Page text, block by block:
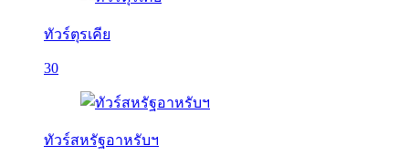
ทัวร์ตุรเคีย
30
ทัวร์สหรัฐอาหรับฯ